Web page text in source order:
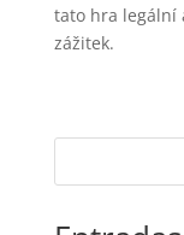
tato hra legální
zážitek.